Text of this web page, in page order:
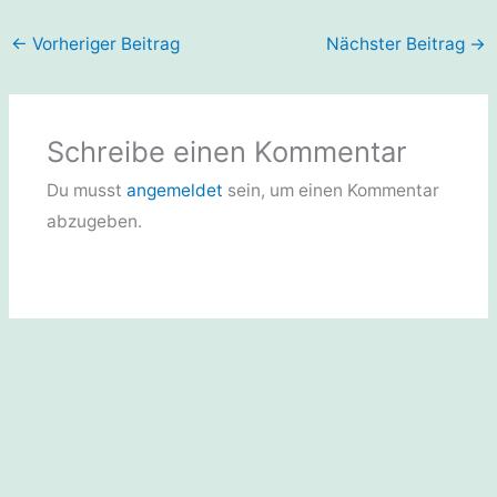
← Vorheriger Beitrag Nächster Beitrag →
Schreibe einen Kommentar
Du musst angemeldet sein, um einen Kommentar
abzugeben.